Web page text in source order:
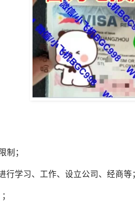
制；
行学习、工作、设立公司、经商等